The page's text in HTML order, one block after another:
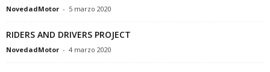
NovedadMotor - 5 marzo 2020
RIDERS AND DRIVERS PROJECT
NovedadMotor - 4 marzo 2020